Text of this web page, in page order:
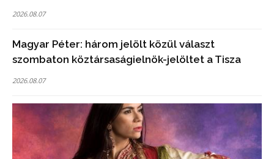
2026.08.07
Magyar Péter: három jelölt közül választ
szombaton köztársaságielnök-jelöltet a Tisza
2026.08.07